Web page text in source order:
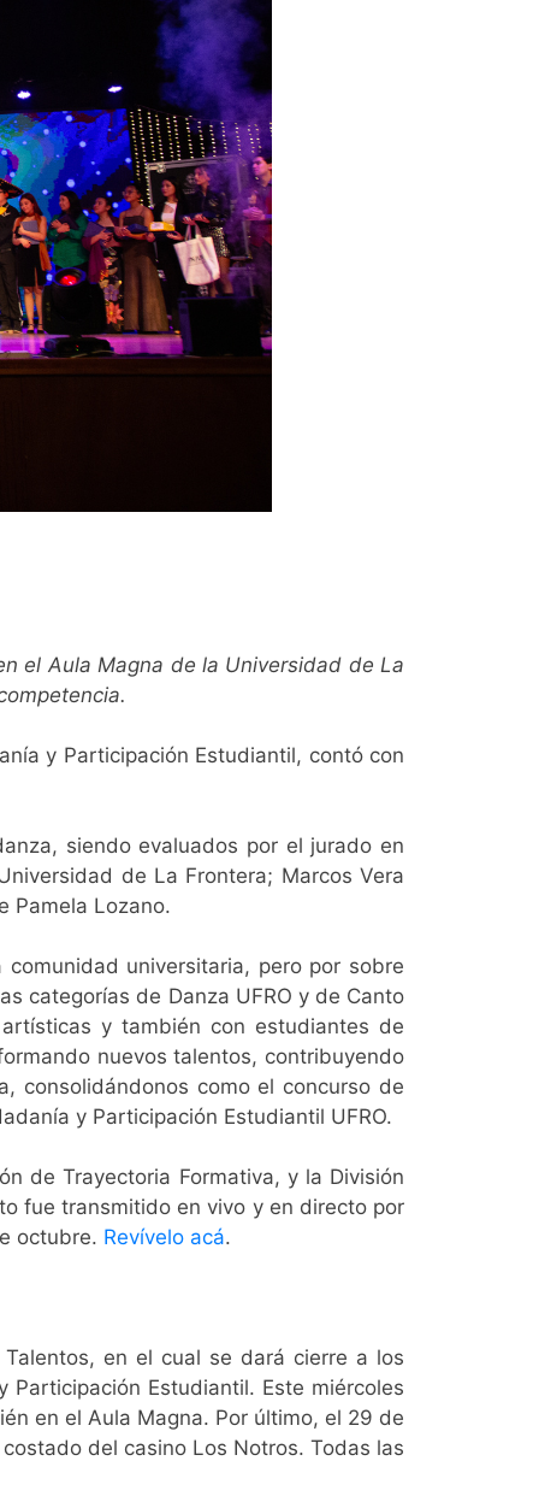
el Aula Magna de la Universidad de La
y Participación Estudiantil, contó con
siendo evaluados por el jurado en
de La Frontera; Marcos Vera
Pamela Lozano.
universitaria, pero por sobre
categorías de Danza UFRO y de Canto
y también con estudiantes de
nuevos talentos, contribuyendo
consolidándonos como el concurso de
y Participación Estudiantil UFRO.
de Trayectoria Formativa, y la División
fue transmitido en vivo y en directo por
octubre. Revívelo acá.
en el cual se dará cierre a los
Estudiantil. Este miércoles
en el Aula Magna. Por último, el 29 de
del casino Los Notros. Todas las